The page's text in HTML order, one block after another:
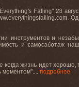
Falling" 28
инструментов и
и самосаботаж
жизнь идет хорошо,
моментом".... подробнее